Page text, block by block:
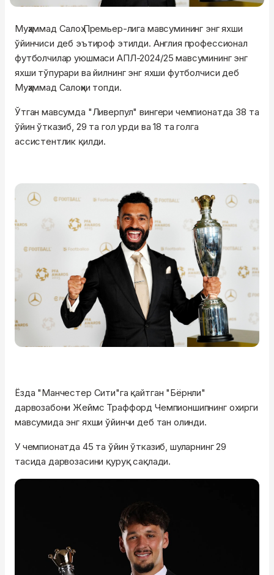
Муҳаммад Салоҳ Премьер-лига мавсумининг энг яхши
ўйинчиси деб эътироф этилди. Англия профессионал
футболчилар уюшмаси АПЛ-2024/25 мавсумининг энг
яхши тўпурари ва йилнинг энг яхши футболчиси деб
Муҳаммад Салоҳни топди.
Ўтган мавсумда "Ливерпул" вингери чемпионатда 38 та
ўйин ўтказиб, 29 та гол урди ва 18 та голга
ассистентлик қилди.
Ёзда "Манчестер Сити"га қайтган "Бёрнли"
дарвозабони Жеймс Траффорд Чемпионшипнинг охирги
мавсумида энг яхши ўйинчи деб тан олинди.
У чемпионатда 45 та ўйин ўтказиб, шуларнинг 29
тасида дарвозасини қуруқ сақлади.